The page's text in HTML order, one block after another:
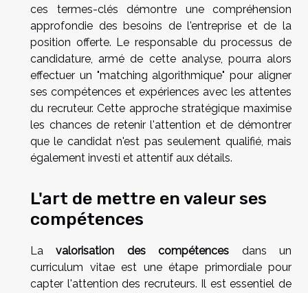
ces termes-clés démontre une compréhension
approfondie des besoins de l'entreprise et de la
position offerte. Le responsable du processus de
candidature, armé de cette analyse, pourra alors
effectuer un "matching algorithmique" pour aligner
ses compétences et expériences avec les attentes
du recruteur. Cette approche stratégique maximise
les chances de retenir l'attention et de démontrer
que le candidat n'est pas seulement qualifié, mais
également investi et attentif aux détails.
L'art de mettre en valeur ses
compétences
Lavalorisation des compétences dans un
curriculum vitae est une étape primordiale pour
capter l'attention des recruteurs. Il est essentiel de